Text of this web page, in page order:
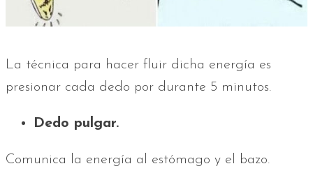
La técnica para hacer fluir dicha energía es
presionar cada dedo por durante 5 minutos.
Dedo pulgar.
Comunica la energía al estómago y el bazo.